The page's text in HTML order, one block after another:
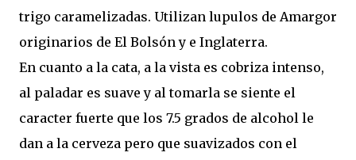
trigo caramelizadas. Utilizan lupulos de Amargor
originarios de El Bolsón y e Inglaterra.
En cuanto a la cata, a la vista es cobriza intenso,
al paladar es suave y al tomarla se siente el
caracter fuerte que los 7.5 grados de alcohol le
dan a la cerveza pero que suavizados con el